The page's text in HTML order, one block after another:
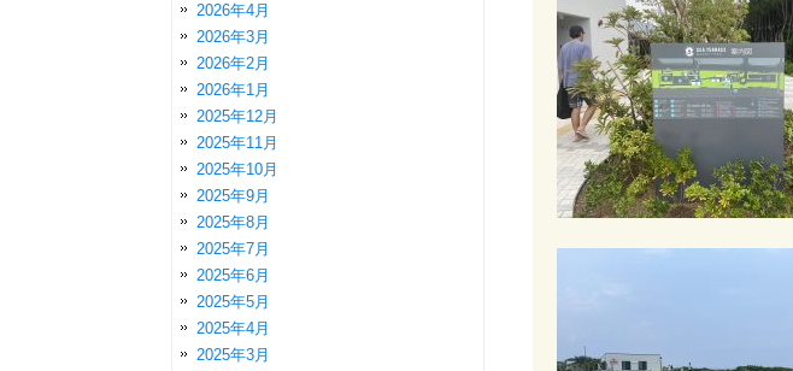
2026年4月
2026年3月
2026年2月
2026年1月
2025年12月
2025年11月
2025年10月
2025年9月
2025年8月
2025年7月
2025年6月
2025年5月
2025年4月
2025年3月